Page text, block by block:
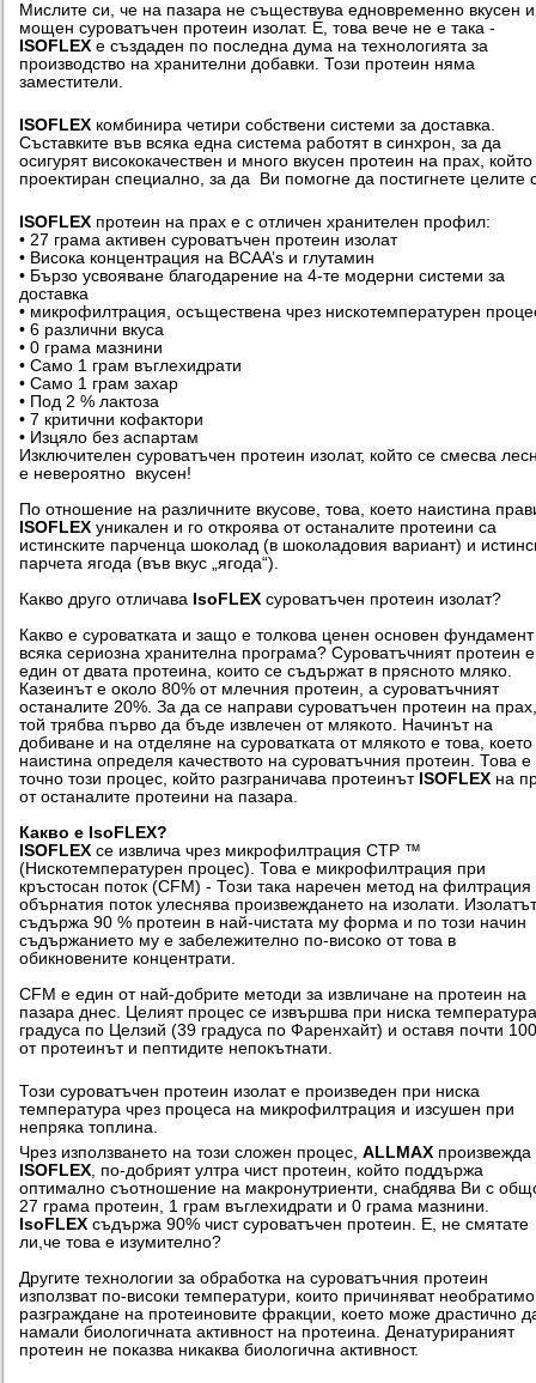
Мислите си, че на пазара не съществува едновременно вкусен и
мощен суроватъчен протеин изолат. Е, това вече не е така -
ISOFLEX е създаден по последна дума на технологията за
производство на хранителни добавки. Този протеин няма
заместители.
ISOFLEX комбинира четири собствени системи за доставка.
Съставките във всяка една система работят в синхрон, за да
осигурят висококачествен и много вкусен протеин на прах,
проектиран специално, за да Ви помогне да постигнете целите
ISOFLEX протеин на прах е с отличен хранителен профил:
• 27 грама активен суроватъчен протеин изолат
• Висока концентрация на BCAA’s и глутамин
• Бързо усвояване благодарение на 4-те модерни системи за
доставка
• микрофилтрация, осъществена чрез нискотемпературен
• 6 различни вкуса
• 0 грама мазнини
• Само 1 грам въглехидрати
• Само 1 грам захар
• Под 2 % лактоза
• 7 критични кофактори
• Изцяло без аспартам
Изключителен суроватъчен протеин изолат, който се смесва
е невероятно вкусен!
По отношение на различните вкусове, това, което наистина
ISOFLEX уникален и го откроява от останалите протеини са
истинските парченца шоколад (в шоколадовия вариант) и
парчета ягода (във вкус „ягода“).
Какво друго отличава IsoFLEX суроватъчен протеин изолат?
Какво е суроватката и защо е толкова ценен основен
всяка сериозна хранителна програма? Суроватъчният протеин е
един от двата протеина, които се съдържат в прясното мляко.
Казеинът е около 80% от млечния протеин, а суроватъчният
останалите 20%. За да се направи суроватъчен протеин на прах,
той трябва първо да бъде извлечен от млякото. Начинът на
добиване и на отделяне на суроватката от млякото е това, което
наистина определя качеството на суроватъчния протеин. Това е
точно този процес, който разграничава протеинът ISOFLEX на
от останалите протеини на пазара.
Какво е IsoFLEX?
ISOFLEX се извлича чрез микрофилтрация CTP ™
(Нискотемпературен процес). Това е микрофилтрация при
кръстосан поток (CFM) - Този така наречен метод на филтрация
обърнатия поток улеснява произвеждането на изолати. Изолатът
съдържа 90 % протеин в най-чистата му форма и по този начин
съдържанието му е забележително по-високо от това в
обикновените концентрати.
CFM е един от най-добрите методи за извличане на протеин на
пазара днес. Целият процес се извършва при ниска
градуса по Целзий (39 градуса по Фаренхайт) и оставя почти
от протеинът и пептидите непокътнати.
Този суроватъчен протеин изолат е произведен при ниска
температура чрез процеса на микрофилтрация и изсушен при
непряка топлина.
Чрез използването на този сложен процес, ALLMAX произвежда
ISOFLEX, по-добрият ултра чист протеин, който поддържа
оптимално съотношение на макронутриенти, снабдява Ви с
27 грама протеин, 1 грам въглехидрати и 0 грама мазнини.
IsoFLEX съдържа 90% чист суроватъчен протеин. Е, не смятате
ли,че това е изумително?
Другите технологии за обработка на суроватъчния протеин
използват по-високи температури, които причиняват необратимо
разграждане на протеиновите фракции, което може драстично
намали биологичната активност на протеина. Денатурираният
протеин не показва никаква биологична активност.